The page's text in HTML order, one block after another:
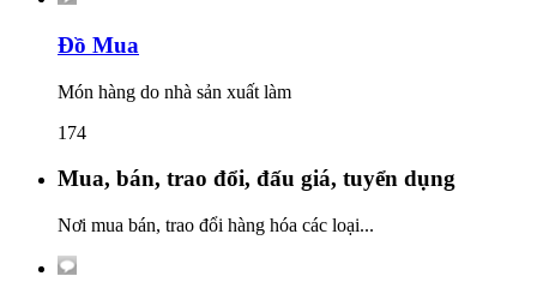
Đồ Mua
Món hàng do nhà sản xuất làm
174
Mua, bán, trao đổi, đấu giá, tuyển dụng
Nơi mua bán, trao đổi hàng hóa các loại...